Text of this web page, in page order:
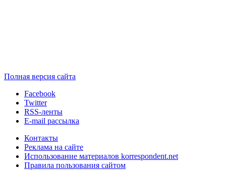
Полная версия сайта
Facebook
Twitter
RSS-ленты
E-mail рассылка
Контакты
Реклама на сайте
Использование материалов korrespondent.net
Правила пользования сайтом